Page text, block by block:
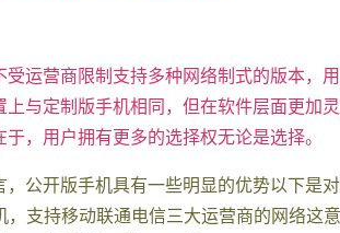
运营商限制支持多种网络制式的版本，
与定制版手机相同，但在软件层面更加
，用户拥有更多的选择权无论是选择。
公开版手机具有一些明显的优势以下是
支持移动联通电信三大运营商的网络这